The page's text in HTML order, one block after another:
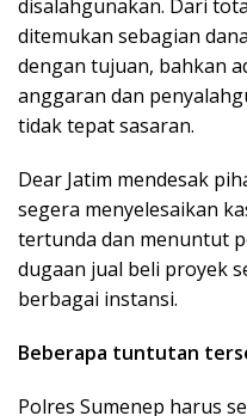
disalahgunakan. Dari
ditemukan sebagian
dengan tujuan, bahkan
anggaran dan
tidak tepat sasaran.
Dear Jatim mendesak
segera menyelesaikan
tertunda dan menuntut
dugaan jual beli proyek
berbagai instansi.
Beberapa tuntutan
Polres Sumenep harus